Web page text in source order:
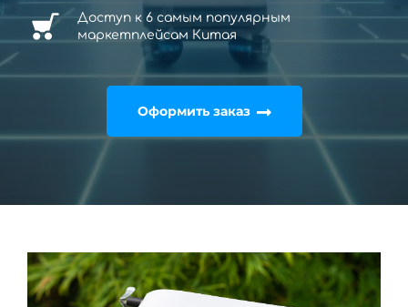
Доступ к 6 самым популярным
маркетплейсам Китая
Оформить заказ